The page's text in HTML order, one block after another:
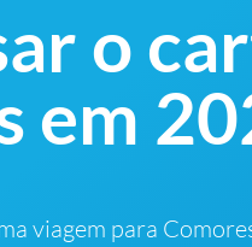
o
em
viagem para